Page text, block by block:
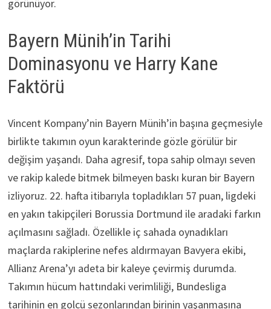
görünüyor.
Bayern Münih’in Tarihi
Dominasyonu ve Harry Kane
Faktörü
Vincent Kompany’nin Bayern Münih’in başına geçmesiyle
birlikte takımın oyun karakterinde gözle görülür bir
değişim yaşandı. Daha agresif, topa sahip olmayı seven
ve rakip kalede bitmek bilmeyen baskı kuran bir Bayern
izliyoruz. 22. hafta itibarıyla topladıkları 57 puan, ligdeki
en yakın takipçileri Borussia Dortmund ile aradaki farkın
açılmasını sağladı. Özellikle iç sahada oynadıkları
maçlarda rakiplerine nefes aldırmayan Bavyera ekibi,
Allianz Arena’yı adeta bir kaleye çevirmiş durumda.
Takımın hücum hattındaki verimliliği, Bundesliga
tarihinin en golcü sezonlarından birinin yaşanmasına